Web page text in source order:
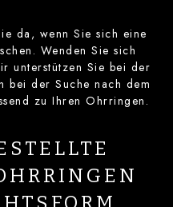
da, wenn Sie sich eine
Wenden Sie sich
unterstützen Sie bei der
bei der Suche nach dem
zu Ihren Ohrringen.